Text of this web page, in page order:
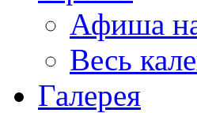
Афиша
Весь
Галерея